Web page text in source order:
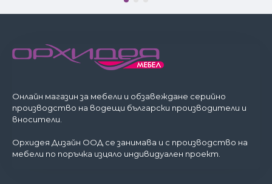
Онлайн магазин за мебели и обзавеждане серийно
производство на водещи български производители и
вносители.
Орхидея Дизайн ООД се занимава и с производство на
мебели по поръчка изцяло индивидуален проект.